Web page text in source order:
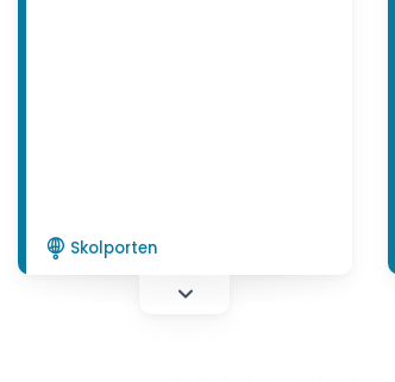
mer ungdomskulturellt innehåll.
Skolporten